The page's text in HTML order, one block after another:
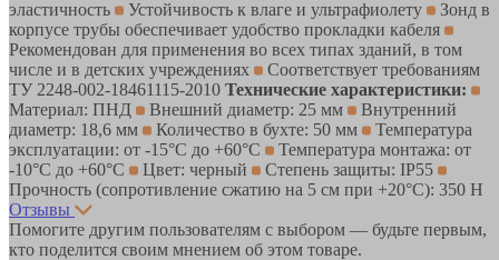
эластичность
Устойчивость к влаге и ультрафиолету
Зонд в
корпусе трубы обеспечивает удобство прокладки кабеля
Рекомендован для применения во всех типах зданий, в том
числе и в детских учреждениях
Соответствует требованиям
ТУ 2248-002-18461115-2010 Технические характеристики:
Материал: ПНД
Внешний диаметр: 25 мм
Внутренний
диаметр: 18,6 мм
Количество в бухте: 50 мм
Температура
эксплуатации: от -15°С до +60°С
Температура монтажа: от
-10°С до +60°С
Цвет: черный
Степень защиты: IP55
Прочность (сопротивление сжатию на 5 см при +20°C): 350 Н
Отзывы
Помогите другим пользователям с выбором — будьте первым,
кто поделится своим мнением об этом товаре.